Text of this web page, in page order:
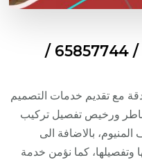
تفصيل مطابخ المنيوم تيماء / 65857744 /
مع تقديم خدمات التصميم
شاطر ورخيص تفصيل تركيب
بالاضافة الى
وتفصيلها، كما نؤمن خدمة